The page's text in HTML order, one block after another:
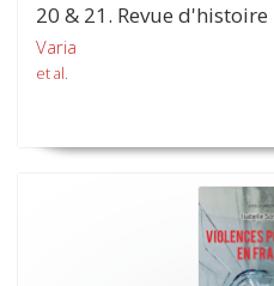
20 & 21. Revue
Varia
et al.